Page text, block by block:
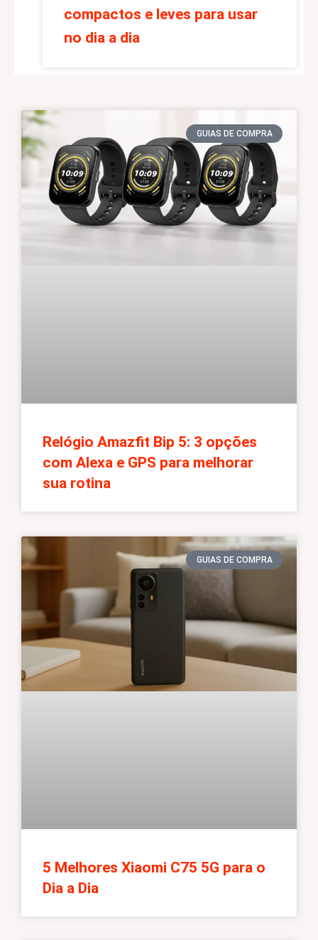
compactos e leves para usar
no dia a dia
GUIAS DE COMPRA
Relógio Amazfit Bip 5: 3 opções
com Alexa e GPS para melhorar
sua rotina
GUIAS DE COMPRA
5 Melhores Xiaomi C75 5G para o
Dia a Dia